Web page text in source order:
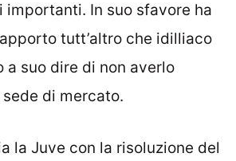
importanti. In suo sfavore ha
tutt’altro che idilliaco
a suo dire di non averlo
di mercato.
la Juve con la risoluzione del